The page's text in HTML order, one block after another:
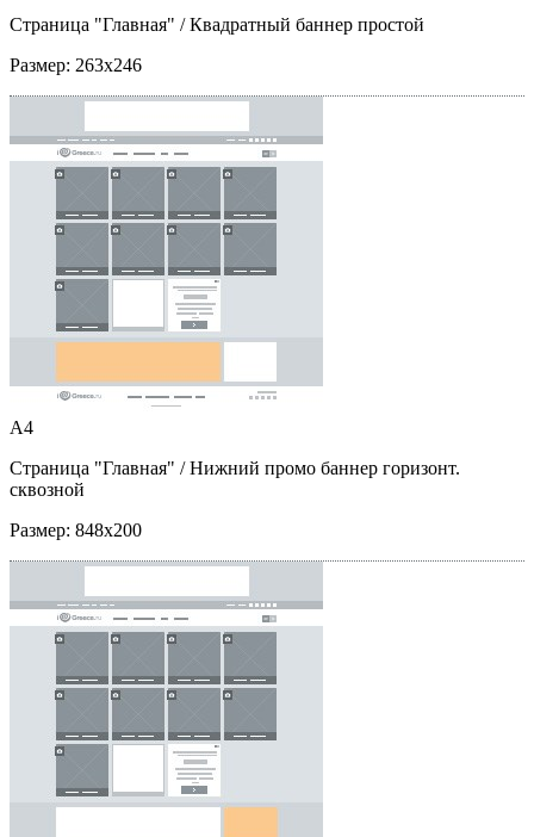
Страница "Главная" / Квадратный баннер простой
Размер: 263x246
A4
Страница "Главная" / Нижний промо баннер горизонт.
сквозной
Размер: 848x200